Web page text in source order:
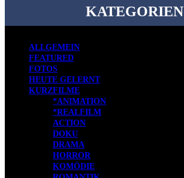
KATEGORIEN
ALLGEMEIN
FEATURED
FOTOS
HEUTE GELERNT
KURZFILME
*ANIMATION
*REALFILM
ACTION
DOKU
DRAMA
HORROR
KOMÖDIE